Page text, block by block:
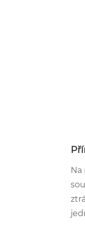
Na